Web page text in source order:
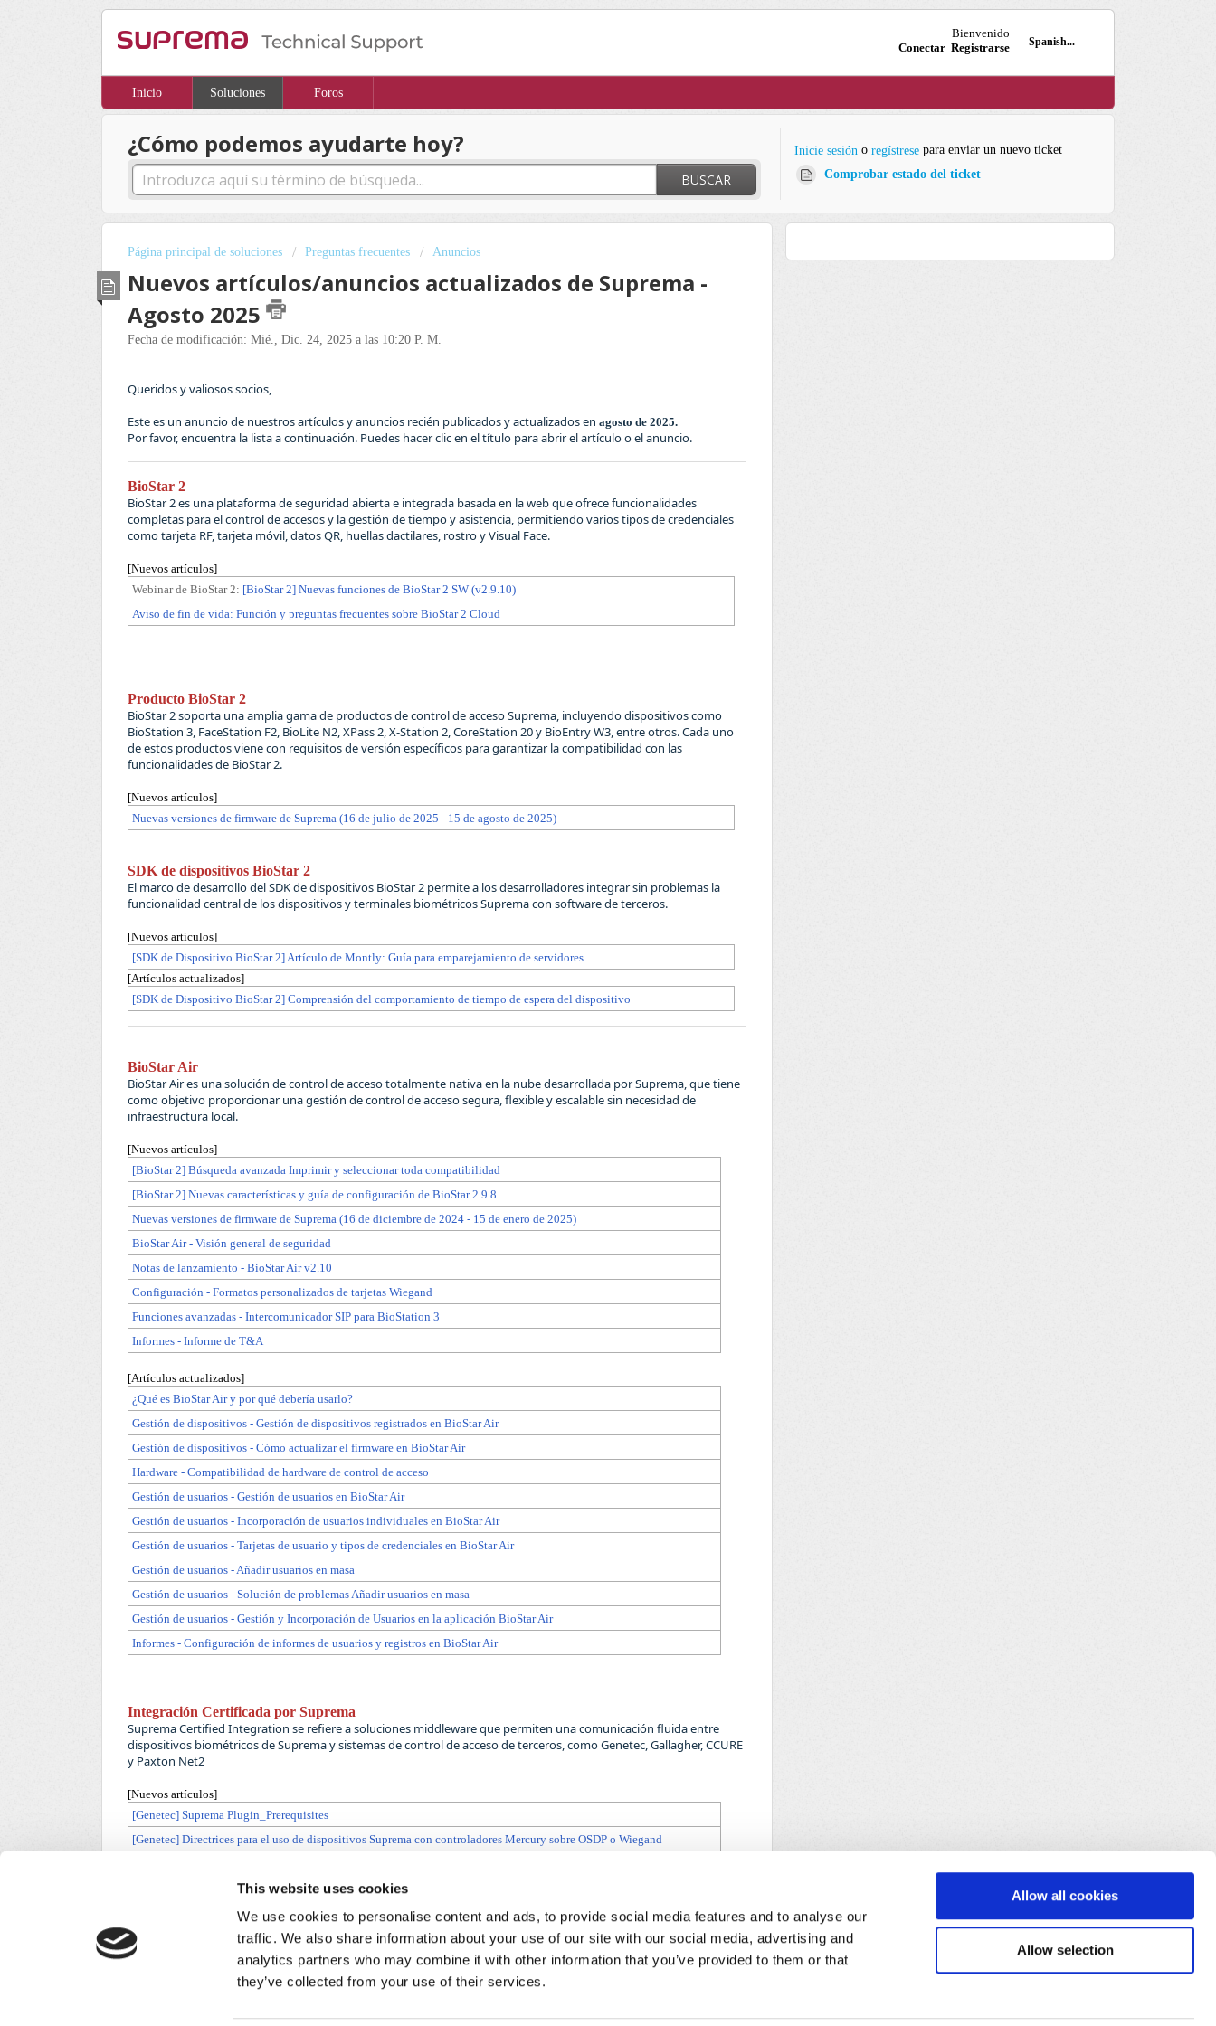
This website uses cookies
We use cookies to personalise content and ads, to provide social media features and to analyse our
traffic. We also share information about your use of our site with our social media, advertising and
analytics partners who may combine it with other information that you’ve provided to them or that
they’ve collected from your use of their services.
Allow all cookies
Allow selection
Spanish...
Bienvenido
Conectar Registrarse
Inicio Soluciones Foros
¿Cómo podemos ayudarte hoy?
BUSCAR
Inicie sesión o regístresepara enviar un nuevo ticket
Comprobar estado del ticket
Página principal de soluciones Preguntas frecuentes Anuncios
Nuevos artículos/anuncios actualizados de Suprema -
Agosto 2025
Fecha de modificación: Mié., Dic. 24, 2025 a las 10:20 P. M.
Queridos y valiosos socios,
Este es un anuncio de nuestros artículos y anuncios recién publicados y actualizados en agosto de 2025.
Por favor, encuentra la lista a continuación. Puedes hacer clic en el título para abrir el artículo o el anuncio.
BioStar 2
BioStar 2 es una plataforma de seguridad abierta e integrada basada en la web que ofrece funcionalidades
completas para el control de accesos y la gestión de tiempo y asistencia, permitiendo varios tipos de credenciales
como tarjeta RF, tarjeta móvil, datos QR, huellas dactilares, rostro y Visual Face.
[Nuevos artículos]
Webinar de BioStar 2: [BioStar 2] Nuevas funciones de BioStar 2 SW (v2.9.10)
Aviso de fin de vida: Función y preguntas frecuentes sobre BioStar 2 Cloud
Producto BioStar 2
BioStar 2 soporta una amplia gama de productos de control de acceso Suprema, incluyendo dispositivos como
BioStation 3, FaceStation F2, BioLite N2, XPass 2, X-Station 2, CoreStation 20 y BioEntry W3, entre otros. Cada uno
de estos productos viene con requisitos de versión específicos para garantizar la compatibilidad con las
funcionalidades de BioStar 2.
[Nuevos artículos]
Nuevas versiones de firmware de Suprema (16 de julio de 2025 - 15 de agosto de 2025)
SDK de dispositivos BioStar 2
El marco de desarrollo del SDK de dispositivos BioStar 2 permite a los desarrolladores integrar sin problemas la
funcionalidad central de los dispositivos y terminales biométricos Suprema con software de terceros.
[Nuevos artículos]
[SDK de Dispositivo BioStar 2] Artículo de Montly: Guía para emparejamiento de servidores
[Artículos actualizados]
[SDK de Dispositivo BioStar 2] Comprensión del comportamiento de tiempo de espera del dispositivo
BioStar Air
BioStar Air es una solución de control de acceso totalmente nativa en la nube desarrollada por Suprema, que tiene
como objetivo proporcionar una gestión de control de acceso segura, flexible y escalable sin necesidad de
infraestructura local.
[Nuevos artículos]
[BioStar 2] Búsqueda avanzada Imprimir y seleccionar toda compatibilidad
[BioStar 2] Nuevas características y guía de configuración de BioStar 2.9.8
Nuevas versiones de firmware de Suprema (16 de diciembre de 2024 - 15 de enero de 2025)
BioStar Air - Visión general de seguridad
Notas de lanzamiento - BioStar Air v2.10
Configuración - Formatos personalizados de tarjetas Wiegand
Funciones avanzadas - Intercomunicador SIP para BioStation 3
Informes - Informe de T&A
[Artículos actualizados]
¿Qué es BioStar Air y por qué debería usarlo?
Gestión de dispositivos - Gestión de dispositivos registrados en BioStar Air
Gestión de dispositivos - Cómo actualizar el firmware en BioStar Air
Hardware - Compatibilidad de hardware de control de acceso
Gestión de usuarios - Gestión de usuarios en BioStar Air
Gestión de usuarios - Incorporación de usuarios individuales en BioStar Air
Gestión de usuarios - Tarjetas de usuario y tipos de credenciales en BioStar Air
Gestión de usuarios - Añadir usuarios en masa
Gestión de usuarios - Solución de problemas Añadir usuarios en masa
Gestión de usuarios - Gestión y Incorporación de Usuarios en la aplicación BioStar Air
Informes - Configuración de informes de usuarios y registros en BioStar Air
Integración Certificada por Suprema
Suprema Certified Integration se refiere a soluciones middleware que permiten una comunicación fluida entre
dispositivos biométricos de Suprema y sistemas de control de acceso de terceros, como Genetec, Gallagher, CCURE
y Paxton Net2
[Nuevos artículos]
[Genetec] Suprema Plugin_Prerequisites
[Genetec] Directrices para el uso de dispositivos Suprema con controladores Mercury sobre OSDP o Wiegand
[Genetec] Múltiples canales entre dispositivos Suprema y Cloud Link
No